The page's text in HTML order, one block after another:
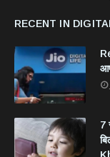
RECENT IN
7